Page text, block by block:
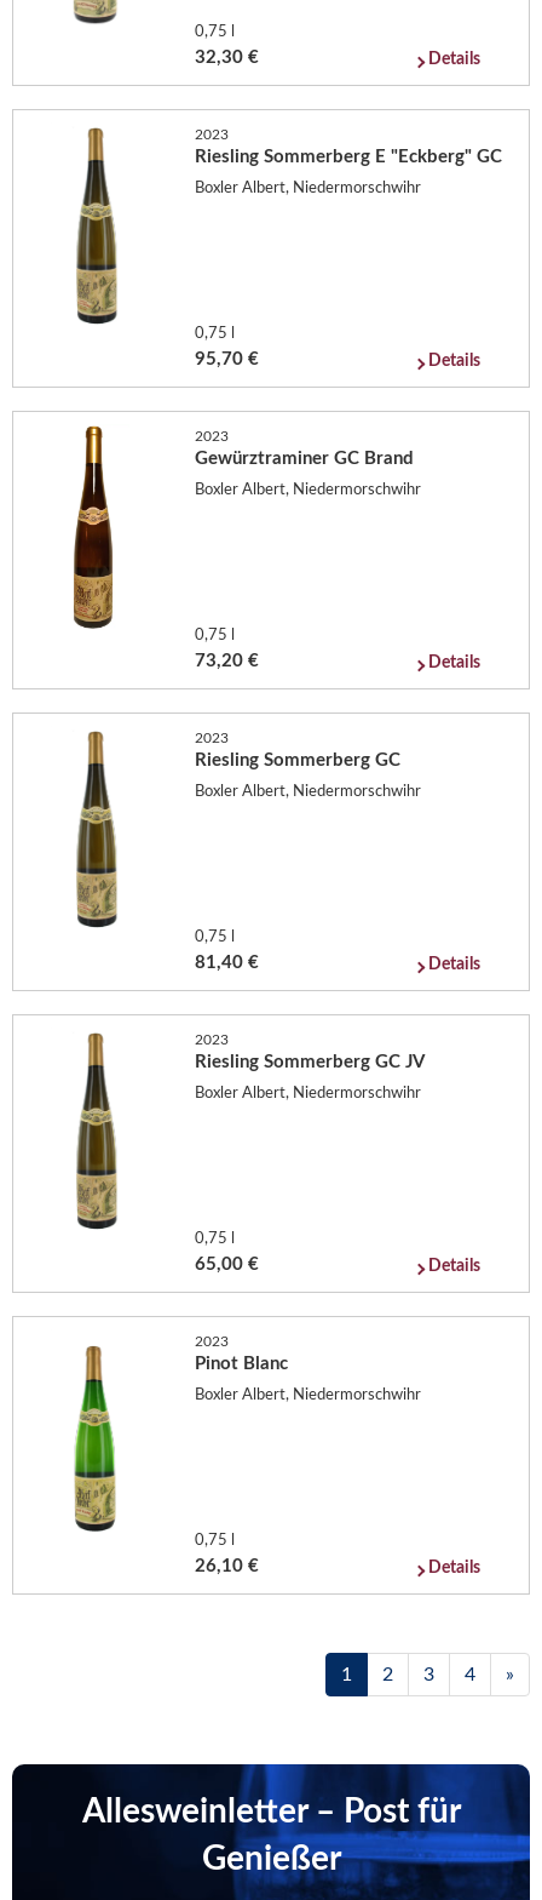
0,75 l
32,30 € Details
2023
Riesling Sommerberg E "Eckberg" GC
Boxler Albert, Niedermorschwihr
0,75 l
95,70 € Details
2023
Gewürztraminer GC Brand
Boxler Albert, Niedermorschwihr
0,75 l
73,20 € Details
2023
Riesling Sommerberg GC
Boxler Albert, Niedermorschwihr
0,75 l
81,40 € Details
2023
Riesling Sommerberg GC JV
Boxler Albert, Niedermorschwihr
0,75 l
65,00 € Details
2023
Pinot Blanc
Boxler Albert, Niedermorschwihr
0,75 l
26,10 € Details
1 2 3 4 »
Allesweinletter – Post für
Genießer